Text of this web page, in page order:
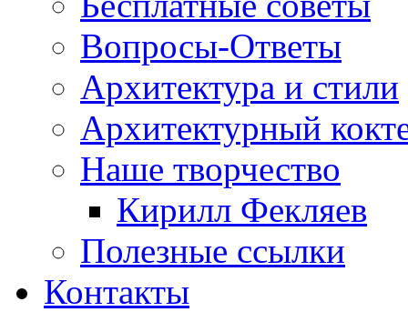
Вопросы-Ответы
Архитектура и стили
Архитектурный
Наше творчество
Кирилл Фекляев
Полезные ссылки
Контакты